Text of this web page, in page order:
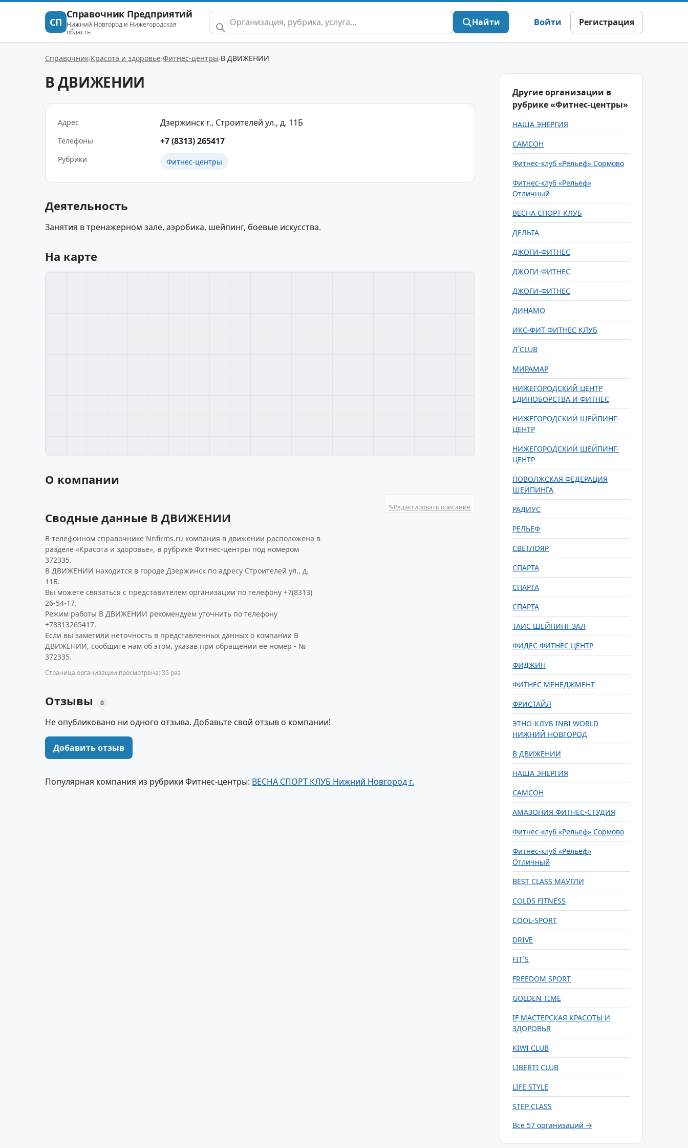
СП
Справочник Предприятий
Нижний Новгород и Нижегородская
область
Найти Войти Регистрация
Справочник Красота и здоровье Фитнес-центры В ДВИЖЕНИИ
В ДВИЖЕНИИ
Адрес Дзержинск г., Строителей ул., д. 11Б
Телефоны +7 (8313) 265417
Рубрики Фитнес-центры
Деятельность
Занятия в тренажерном зале, аэробика, шейпинг, боевые искусства.
На карте
О компании
✎Редактировать описание
Сводные данные В ДВИЖЕНИИ
В телефонном справочнике Nnfirms.ru компания в движении расположена в
разделе «Красота и здоровье», в рубрике Фитнес-центры под номером
372335.
В ДВИЖЕНИИ находится в городе Дзержинск по адресу Строителей ул., д.
11Б.
Вы можете связаться с представителем организации по телефону +7(8313)
26-54-17.
Режим работы В ДВИЖЕНИИ рекомендуем уточнить по телефону
+78313265417.
Если вы заметили неточность в представленных данных о компании В
ДВИЖЕНИИ, сообщите нам об этом, указав при обращении ее номер - №
372335.
Страница организации просмотрена: 35 раз
Отзывы 0
Не опубликовано ни одного отзыва. Добавьте свой отзыв о компании!
Добавить отзыв
Популярная компания из рубрики Фитнес-центры: ВЕСНА СПОРТ КЛУБ Нижний Новгород г.
Другие организации в
рубрике «Фитнес-центры»
НАША ЭНЕРГИЯ
САМСОН
Фитнес-клуб «Рельеф» Сормово
Фитнес-клуб «Рельеф»
Отличный
ВЕСНА СПОРТ КЛУБ
ДЕЛЬТА
ДЖОГИ-ФИТНЕС
ДЖОГИ-ФИТНЕС
ДЖОГИ-ФИТНЕС
ДИНАМО
ИКС-ФИТ ФИТНЕС КЛУБ
Л`CLUB
МИРАМАР
НИЖЕГОРОДСКИЙ ЦЕНТР
ЕДИНОБОРСТВА И ФИТНЕС
НИЖЕГОРОДСКИЙ ШЕЙПИНГ-
ЦЕНТР
НИЖЕГОРОДСКИЙ ШЕЙПИНГ-
ЦЕНТР
ПОВОЛЖСКАЯ ФЕДЕРАЦИЯ
ШЕЙПИНГА
РАДИУС
РЕЛЬЕФ
СВЕТЛОЯР
СПАРТА
СПАРТА
СПАРТА
ТАИС ШЕЙПИНГ ЗАЛ
ФИДЕС ФИТНЕС ЦЕНТР
ФИДЖИН
ФИТНЕС МЕНЕДЖМЕНТ
ФРИСТАЙЛ
ЭТНО-КЛУБ INBI WORLD
НИЖНИЙ НОВГОРОД
В ДВИЖЕНИИ
НАША ЭНЕРГИЯ
САМСОН
АМАЗОНИЯ ФИТНЕС-СТУДИЯ
Фитнес-клуб «Рельеф» Сормово
Фитнес-клуб «Рельеф»
Отличный
BEST CLASS МАУГЛИ
COLDS FITNESS
COOL-SPORT
DRIVE
FIT`S
FREEDOM SPORT
GOLDEN TIME
IF МАСТЕРСКАЯ КРАСОТЫ И
ЗДОРОВЬЯ
KIWI CLUB
LIBERTI CLUB
LIFE STYLE
STEP CLASS
Все 57 организаций →